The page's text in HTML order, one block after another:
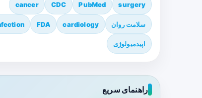
surgery
PubMed
CDC
cancer
سلامت روان cardiology
FDA
اپیدمیولوژی
راهنمای سریع